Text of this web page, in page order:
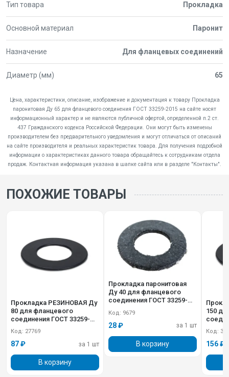
Тип товара Прокладка
Основной материал Паронит
Назначение Для фланцевых соединений
Диаметр (мм) 65
Цена, характеристики, описание, изображение и документация к товару Прокладка
паронитовая Ду 65 для фланцевого соединения ГОСТ 33259-2015 на сайте носят
информационный характер и не являются публичной офертой, определенной п.2 ст.
437 Гражданского кодекса Российской Федерации. Они могут быть изменены
производителем без предварительного уведомления и могут отличаться от описаний
на сайте производителя и реальных характеристик товара. Для получения подробной
информации о характеристиках данного товара обращайтесь к сотрудникам отдела
продаж. Контактная информация указана в шапке сайта или в разделе "Контакты".
ПОХОЖИЕ ТОВАРЫ
Прокладка РЕЗИНОВАЯ Ду
80 для фланцевого
соединения ГОСТ 33259-
Код: 27769
87 ₽ за 1 шт
В корзину
Прокладка паронитовая
Ду 40 для фланцевого
соединения ГОСТ 33259-
Код: 9679
28 ₽ за 1 шт
В корзину
150
Код:
156 ₽